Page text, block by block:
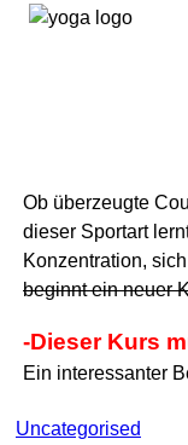
Ob überzeugte
dieser Sportart
Konzentration,
beginnt ein neuer
-Dieser Kurs
Ein interessanter
Uncategorised